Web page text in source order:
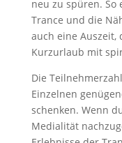
neu zu spüren.
Trance und die
auch eine
Kurzurlaub mit
Die
Einzelnen
schenken. Wenn
Medialität